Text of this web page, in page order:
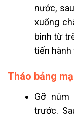
nước,
xuống
bình từ
tiến hành
Tháo bảng
Gỡ
trước.